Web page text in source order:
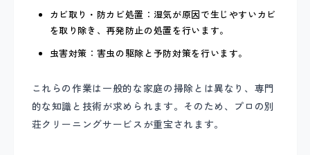
カビ取り・防カビ処置：湿気が原因で生じやすいカビ
を取り除き、再発防止の処置を行います。
虫害対策：害虫の駆除と予防対策を行います。
これらの作業は一般的な家庭の掃除とは異なり、専門
的な知識と技術が求められます。そのため、プロの別
荘クリーニングサービスが重宝されます。